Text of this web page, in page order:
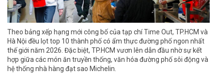
Theo bảng xếp hạng mới công bố của tạp chí Time Out, TP.HCM và
Hà Nội đều lọt top 10 thành phố có ẩm thực đường phố ngon nhất
thế giới năm 2026. Đặc biệt, TP.HCM vươn lên dẫn đầu nhờ sự kết
hợp giữa các món ăn truyền thống, văn hóa đường phố sôi động và
hệ thống nhà hàng đạt sao Michelin.